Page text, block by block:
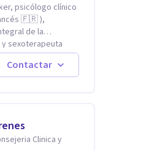
psicólogo clínico
🇫🇷 ),
de la
y sexoterapeuta
con personas
dejó de calzar:
tristeza que no se
necesitan un
Mi
mirada
Contactar
Clinica y